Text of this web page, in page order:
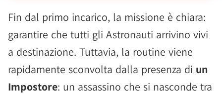
Fin dal primo incarico, la missione è chiara:
garantire che tutti gli Astronauti arrivino vivi
a destinazione. Tuttavia, la routine viene
rapidamente sconvolta dalla presenza di un
Impostore: un assassino che si nasconde tra